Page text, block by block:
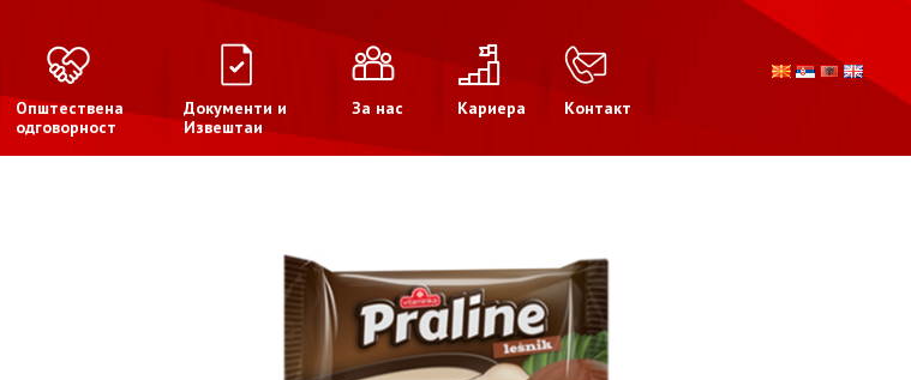
Општествена
одговорност
Документи и
Извештаи
За нас Кариера Контакт